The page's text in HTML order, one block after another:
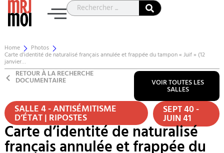
Home Photos
Carte d’identité de naturalisé français annulée et frappée du tampon « Juif » (12
janvier…
RETOUR À LA RECHERCHE
DOCUMENTAIRE VOIR TOUTES LES
SALLES
SALLE 4 - ANTISÉMITISME
D’ÉTAT | RIPOSTES SEPT 40 -
JUIN 41
Carte d’identité de naturalisé